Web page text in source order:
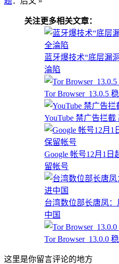
关注更多相关文章：
蓝牙爆技术“底层漏
淪陷
Tor Browser_13.0.5
YouTube 禁广告拦
Google 帐号12月1
留帐号
台湾数位部长唐凤
中国
Tor Browser_13.0.0
这里是你留言评论的地方